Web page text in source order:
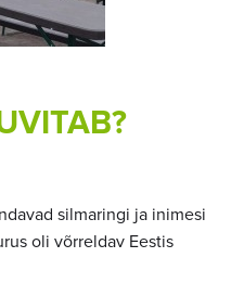
silmaringi ja inimesi
oli võrreldav Eestis